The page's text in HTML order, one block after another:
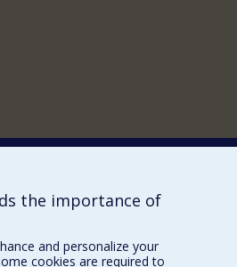
the importance of
and personalize your
cookies are required to